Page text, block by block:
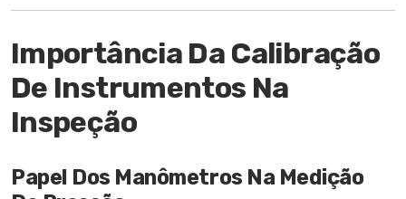
Importância Da Calibração
De Instrumentos Na
Inspeção
Papel Dos Manômetros Na Medição